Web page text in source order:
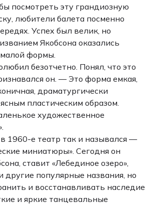
посмотреть эту грандиозную
любители балета посменно
Успех был велик, но
Якобсона оказались
формы.
безотчетно. Понял, что это
он. — Это форма емкая,
драматургически
пластическим образом.
художественное
1960-е театр так и назывался —
миниатюры». Сегодня он
ставит «Лебединое озеро»,
другие популярные названия, но
и восстанавливать наследие
и яркие танцевальные